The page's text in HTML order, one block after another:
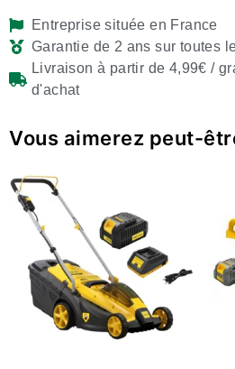
Entreprise située en France
Garantie de 2 ans sur toutes
Livraison à partir de 4,99€ /
d'achat
Vous aimerez peut-